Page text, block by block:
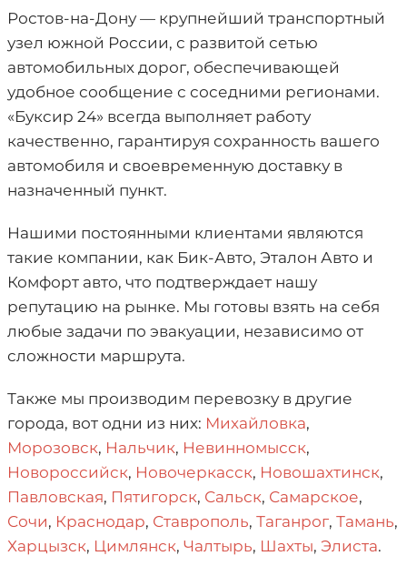
Ростов-на-Дону — крупнейший транспортный
узел южной России, с развитой сетью
автомобильных дорог, обеспечивающей
удобное сообщение с соседними регионами.
«Буксир 24» всегда выполняет работу
качественно, гарантируя сохранность вашего
автомобиля и своевременную доставку в
назначенный пункт.
Нашими постоянными клиентами являются
такие компании, как Бик-Авто, Эталон Авто и
Комфорт авто, что подтверждает нашу
репутацию на рынке. Мы готовы взять на себя
любые задачи по эвакуации, независимо от
сложности маршрута.
Также мы производим перевозку в другие
города, вот одни из них: Михайловка,
Морозовск, Нальчик, Невинномысск,
Новороссийск, Новочеркасск, Новошахтинск,
Павловская, Пятигорск, Сальск, Самарское,
Сочи, Краснодар, Ставрополь, Таганрог, Тамань,
Харцызск, Цимлянск, Чалтырь, Шахты, Элиста.